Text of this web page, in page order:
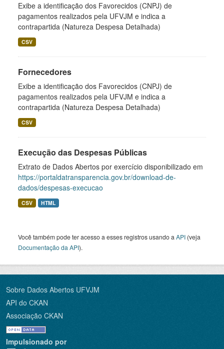
Exibe a identificação dos Favorecidos (CNPJ) de
pagamentos realizados pela UFVJM e indica a
contrapartida (Natureza Despesa Detalhada)
CSV
Fornecedores
Exibe a identificação dos Favorecidos (CNPJ) de
pagamentos realizados pela UFVJM e indica a
contrapartida (Natureza Despesa Detalhada)
CSV
Execução das Despesas Públicas
Extrato de Dados Abertos por exercício disponibilizado em
https://portaldatransparencia.gov.br/download-de-
dados/despesas-execucao
CSV HTML
Você também pode ter acesso a esses registros usando a API (veja
Documentação da API).
Sobre Dados Abertos UFVJM
API do CKAN
Associação CKAN
Impulsionado por